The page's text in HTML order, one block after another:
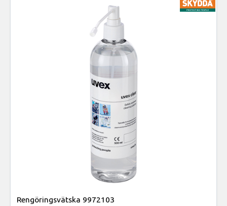
Rengöringsvätska 9972103